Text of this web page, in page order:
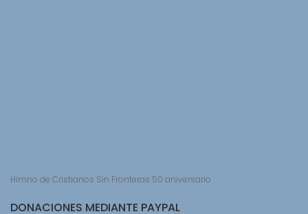
Himno de Cristianos Sin Fronteras 50 aniversario
DONACIONES MEDIANTE PAYPAL